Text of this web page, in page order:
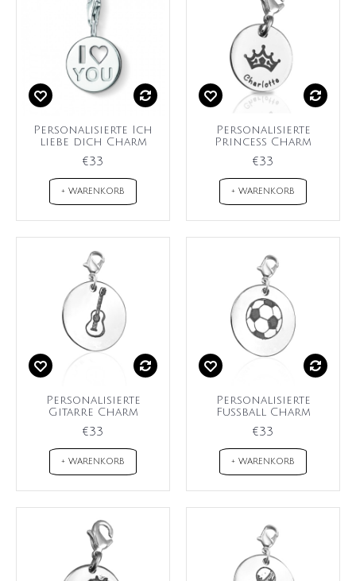
Personalisierte Ich
liebe dich Charm
€33
+ WARENKORB
Personalisierte
Princess Charm
€33
+ WARENKORB
Personalisierte
Gitarre Charm
€33
+ WARENKORB
Personalisierte
Fußball Charm
€33
+ WARENKORB